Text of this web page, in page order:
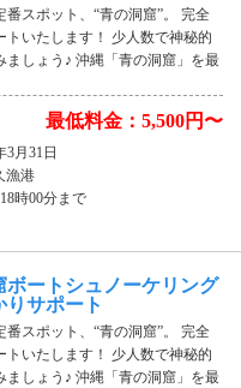
スポット、“青の洞窟”。 完全
トいたします！ 少人数で神秘的
しょう♪ 沖縄「青の洞窟」を最
最低料金：5,500円〜
3月31日
漁港
時00分まで
ートシュノーケリング
サポート
スポット、“青の洞窟”。 完全
トいたします！ 少人数で神秘的
しょう♪ 沖縄「青の洞窟」を最